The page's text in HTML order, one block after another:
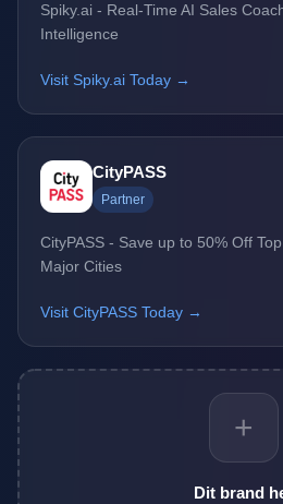
Spiky.ai - Real-Time AI Sales
Intelligence
Visit Spiky.ai Today →
CityPASS
Partner
CityPASS - Save up to 50% Off
Major Cities
Visit CityPASS Today →
+
Dit brand